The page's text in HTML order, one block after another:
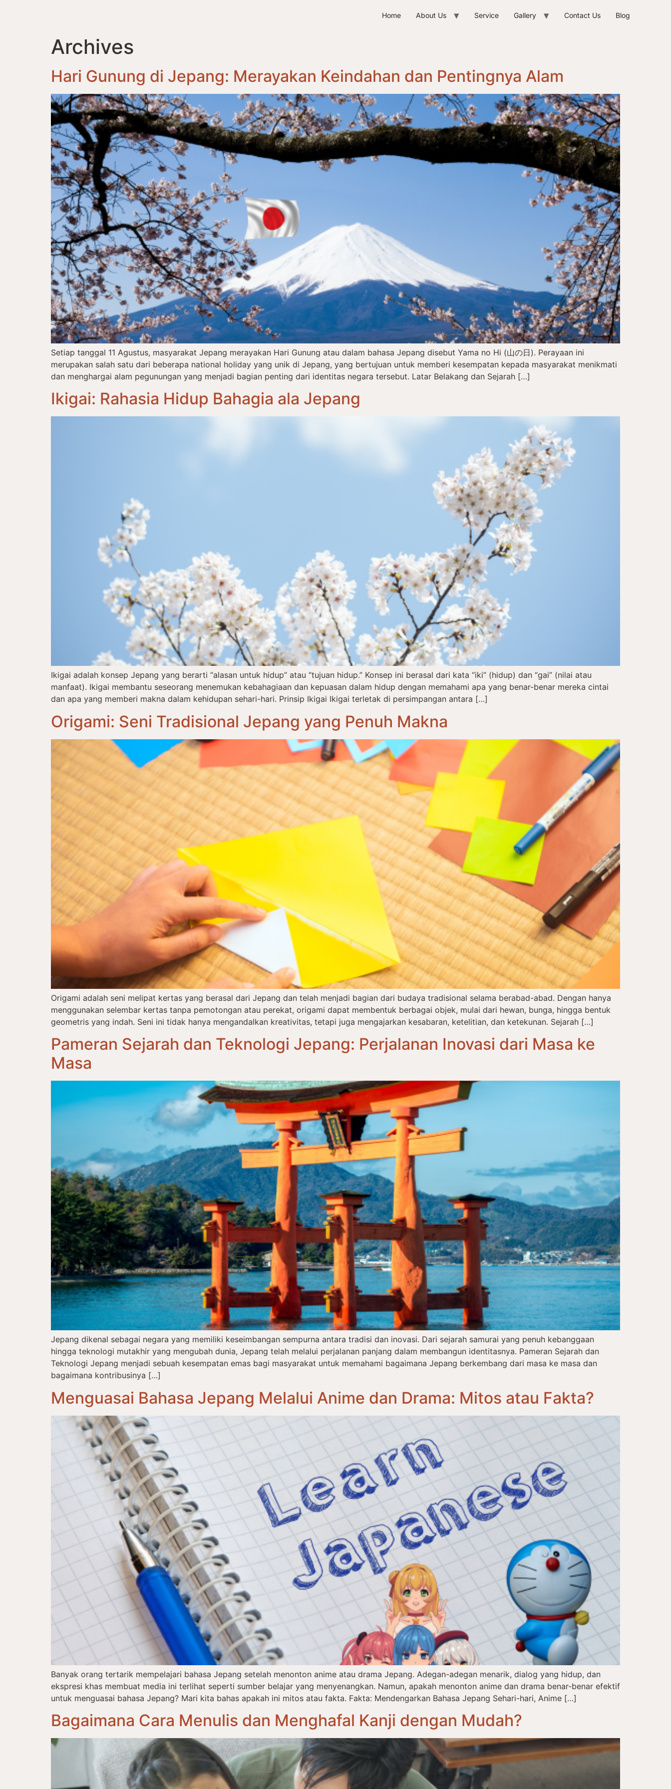
Home About Us Service Gallery Contact Us Blog
Archives
Hari Gunung di Jepang: Merayakan Keindahan dan Pentingnya Alam
Setiap tanggal 11 Agustus, masyarakat Jepang merayakan Hari Gunung atau dalam bahasa Jepang disebut Yama no Hi (山の日). Perayaan ini
merupakan salah satu dari beberapa national holiday yang unik di Jepang, yang bertujuan untuk memberi kesempatan kepada masyarakat menikmati
dan menghargai alam pegunungan yang menjadi bagian penting dari identitas negara tersebut. Latar Belakang dan Sejarah […]
Ikigai: Rahasia Hidup Bahagia ala Jepang
Ikigai adalah konsep Jepang yang berarti “alasan untuk hidup” atau “tujuan hidup.” Konsep ini berasal dari kata “iki” (hidup) dan “gai” (nilai atau
manfaat). Ikigai membantu seseorang menemukan kebahagiaan dan kepuasan dalam hidup dengan memahami apa yang benar-benar mereka cintai
dan apa yang memberi makna dalam kehidupan sehari-hari. Prinsip Ikigai Ikigai terletak di persimpangan antara […]
Origami: Seni Tradisional Jepang yang Penuh Makna
Origami adalah seni melipat kertas yang berasal dari Jepang dan telah menjadi bagian dari budaya tradisional selama berabad-abad. Dengan hanya
menggunakan selembar kertas tanpa pemotongan atau perekat, origami dapat membentuk berbagai objek, mulai dari hewan, bunga, hingga bentuk
geometris yang indah. Seni ini tidak hanya mengandalkan kreativitas, tetapi juga mengajarkan kesabaran, ketelitian, dan ketekunan. Sejarah […]
Pameran Sejarah dan Teknologi Jepang: Perjalanan Inovasi dari Masa ke
Masa
Jepang dikenal sebagai negara yang memiliki keseimbangan sempurna antara tradisi dan inovasi. Dari sejarah samurai yang penuh kebanggaan
hingga teknologi mutakhir yang mengubah dunia, Jepang telah melalui perjalanan panjang dalam membangun identitasnya. Pameran Sejarah dan
Teknologi Jepang menjadi sebuah kesempatan emas bagi masyarakat untuk memahami bagaimana Jepang berkembang dari masa ke masa dan
bagaimana kontribusinya […]
Menguasai Bahasa Jepang Melalui Anime dan Drama: Mitos atau Fakta?
Banyak orang tertarik mempelajari bahasa Jepang setelah menonton anime atau drama Jepang. Adegan-adegan menarik, dialog yang hidup, dan
ekspresi khas membuat media ini terlihat seperti sumber belajar yang menyenangkan. Namun, apakah menonton anime dan drama benar-benar efektif
untuk menguasai bahasa Jepang? Mari kita bahas apakah ini mitos atau fakta. Fakta: Mendengarkan Bahasa Jepang Sehari-hari, Anime […]
Bagaimana Cara Menulis dan Menghafal Kanji dengan Mudah?